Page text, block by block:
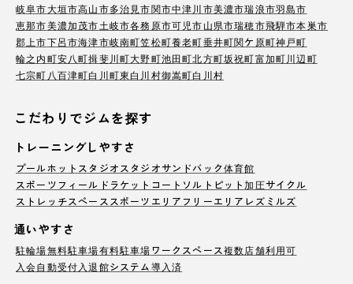
岐阜市大垣市高山市多治見市関市中津川市美濃市瑞浪市羽島市
恵那市美濃加茂市土岐市各務原市可児市山県市瑞穂市飛騨市本巣市
郡上市下呂市海津市岐南町笠松町養老町垂井町関ケ原町神戸町
輪之内町安八町揖斐川町大野町池田町北方町坂祝町富加町川辺町
七宗町 八百津町白川町東白川村御嵩町白川村
こだわりでジムを探す
トレーニングしやすさ
プールホットスタジオ スタジオサンドバック体育館
スポーツフィールド ラケットコート ソルトピット加圧サイクル
ストレッチスペース スポーツエリア フリーエリア レズミルズ
通いやすさ
駐輪場無料駐車場有料駐車場ワークスペース複数店舗利用可
入会自動受付 入退館システム導入済